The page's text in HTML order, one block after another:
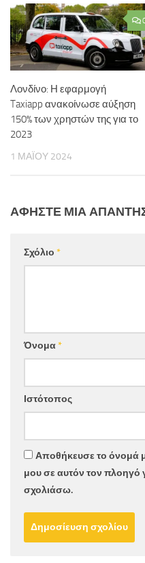
Λονδίνο: Η εφαρμογή
Taxiapp ανακοίνωσε αύξηση
150% των χρηστών της για το
2023
1 ΜΑΪ́ΟΥ 2024
ΑΦΉΣΤΕ ΜΙΑ
Σχόλιο *
Όνομα*
Ιστότοπος
Αποθήκευσε το όνομά
μου σε αυτόν τον
σχολιάσω.